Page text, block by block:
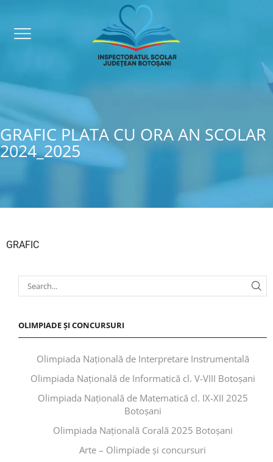
GRAFIC PLATA CU ORA AN SCOLAR
2024_2025
GRAFIC
OLIMPIADE ȘI CONCURSURI
Olimpiada Națională de Interpretare Instrumentală
Olimpiada Națională de Informatică cl. V-VIII Botoșani
Olimpiada Națională de Matematică cl. IX-XII 2025
Botoșani
Olimpiada Națională Corală 2025 Botoșani
Arte – Olimpiade și concursuri